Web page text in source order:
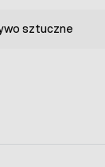
sztuczne